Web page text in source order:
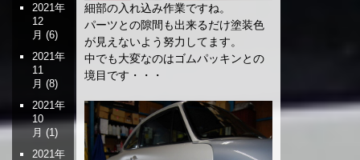
細部の入れ込み作業ですね。
パーツとの隙間も出来るだけ塗装色
が見えないよう努力してます。
中でも大変なのはゴムパッキンとの
境目です・・・
2021年
12
月 (6)
2021年
11
月 (8)
2021年
10
月 (1)
2021年